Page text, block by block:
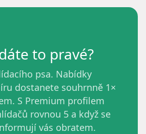
to pravé?
psa. Nabídky
dostanete souhrnně 1×
S Premium profilem
rovnou 5 a když se
vás obratem.